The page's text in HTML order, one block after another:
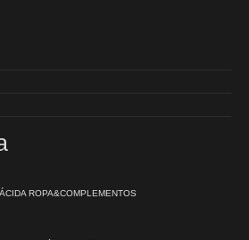
ROPA&COMPLEMENTOS